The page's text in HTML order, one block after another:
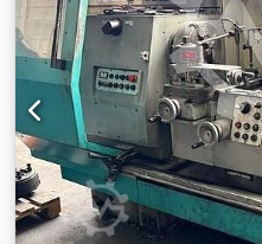
ТЕХНИЧЕСКИ ДАННИ
Ос Z: 460 мм Ос A: −120 до
Диапазон на оборотите:
оборотите: плавно
размер 40 Вътрешен
65 мм Разстояния
до върха на шпиндела: 70 до
предната страна на
мм Маса Диаметър на